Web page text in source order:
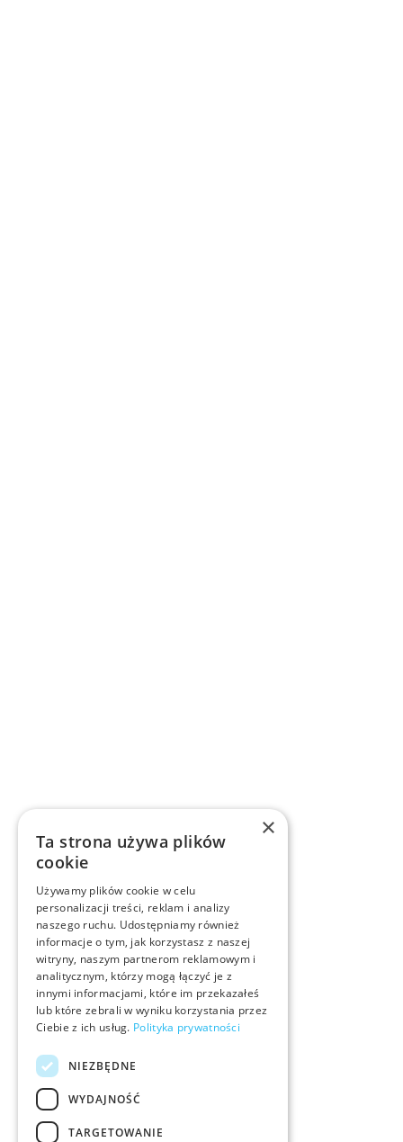
×
Ta strona używa plików
cookie
Używamy plików cookie w celu
personalizacji treści, reklam i analizy
naszego ruchu. Udostępniamy również
informacje o tym, jak korzystasz z naszej
witryny, naszym partnerom reklamowym i
analitycznym, którzy mogą łączyć je z
innymi informacjami, które im przekazałeś
lub które zebrali w wyniku korzystania przez
Ciebie z ich usług. Polityka prywatności
NIEZBĘDNE
WYDAJNOŚĆ
TARGETOWANIE